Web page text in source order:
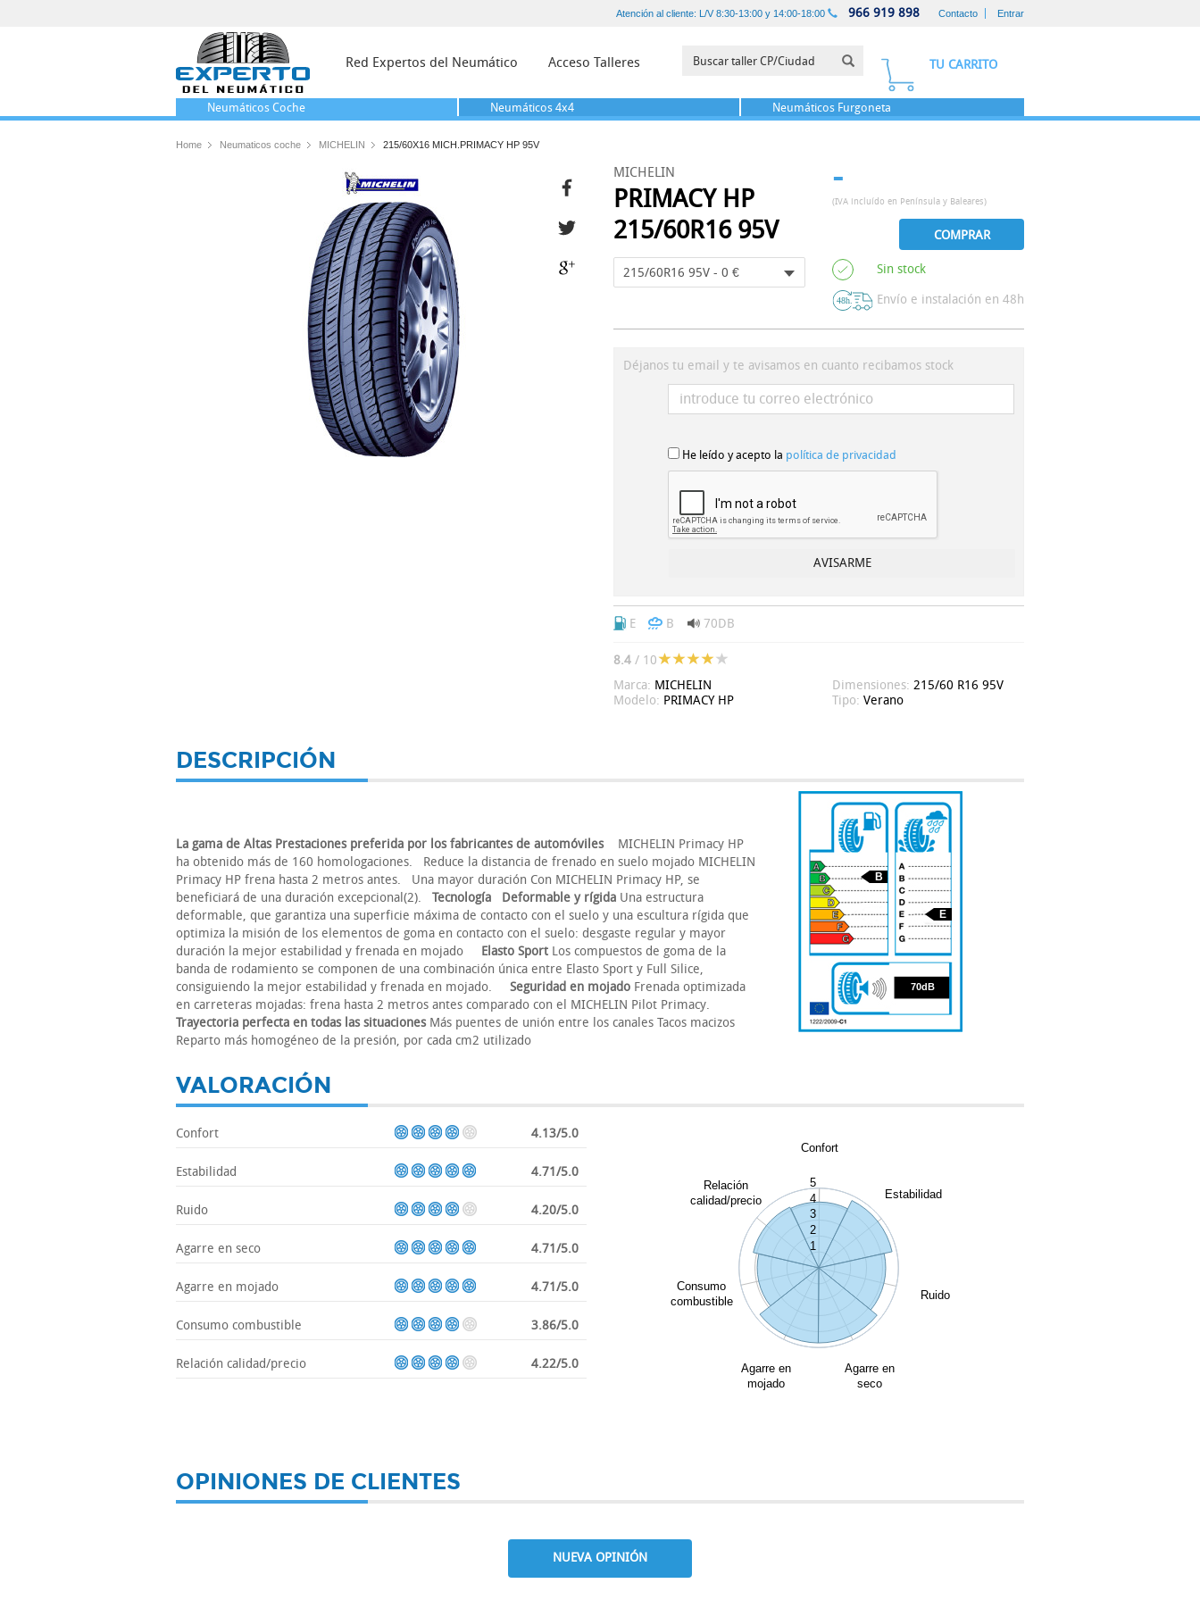
Atención al cliente: L/V 8:30-13:00 y 14:00-18:00 966 919 898 Contacto Entrar
Red Expertos del Neumático Acceso Talleres TU CARRITO
Neumáticos Coche Neumáticos 4x4 Neumáticos Furgoneta
Home Neumaticos coche MICHELIN 215/60X16 MICH.PRIMACY HP 95V
MICHELIN
PRIMACY HP
215/60R16 95V
215/60R16 95V - 0 €
-
(IVA incluído en Península y Baleares)
COMPRAR
Sin stock
Envío e instalación en 48h
Déjanos tu email y te avisamos en cuanto recibamos stock
He leído y acepto la política de privacidad
E B 70DB
8.4 / 10
Marca: MICHELIN
Modelo: PRIMACY HP
Dimensiones: 215/60 R16 95V
Tipo: Verano
DESCRIPCIÓN
La gama de Altas Prestaciones preferida por los fabricantes de automóviles
MICHELIN Primacy HP
ha obtenido más de 160 homologaciones. Reduce la distancia de frenado en suelo mojado MICHELIN
Primacy HP frena hasta 2 metros antes. Una mayor duración Con MICHELIN Primacy HP, se
beneficiará de una duración excepcional(2). Tecnología Deformable y rígida Una estructura
deformable, que garantiza una superficie máxima de contacto con el suelo y una escultura rígida que
optimiza la misión de los elementos de goma en contacto con el suelo: desgaste regular y mayor
duración la mejor estabilidad y frenada en mojado Elasto Sport Los compuestos de goma de la
banda de rodamiento se componen de una combinación única entre Elasto Sport y Full Silice,
consiguiendo la mejor estabilidad y frenada en mojado. Seguridad en mojado Frenada optimizada
en carreteras mojadas: frena hasta 2 metros antes comparado con el MICHELIN Pilot Primacy.
Trayectoria perfecta en todas las situacionesMás puentes de unión entre los canales Tacos macizos
Reparto más homogéneo de la presión, por cada cm2 utilizado
70
B
E
70dB
VALORACIÓN
Confort 4.13/5.0
Estabilidad 4.71/5.0
Ruido 4.20/5.0
Agarre en seco 4.71/5.0
Agarre en mojado 4.71/5.0
Consumo combustible 3.86/5.0
Relación calidad/precio 4.22/5.0
Confort
Estabilidad
Ruido
Agarre en
seco
Agarre en
mojado
Consumo
combustible
Relación
calidad/precio
1
2
3
4
5
OPINIONES DE CLIENTES
NUEVA OPINIÓN